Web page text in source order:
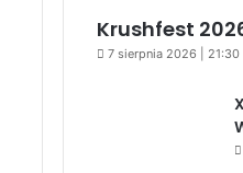
Krushfest
7 sierpnia 2026 | 21:30